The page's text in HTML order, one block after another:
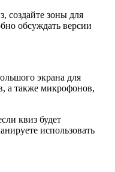
создайте зоны для
обсуждать версии
экрана для
а также микрофонов,
квиз будет
использовать